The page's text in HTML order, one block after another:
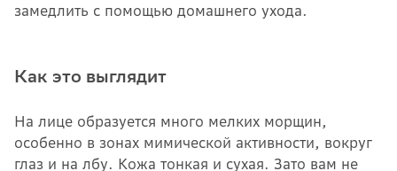
замедлить с помощью домашнего ухода.
Как это выглядит
На лице образуется много мелких морщин,
особенно в зонах мимической активности, вокруг
глаз и на лбу. Кожа тонкая и сухая. Зато вам не